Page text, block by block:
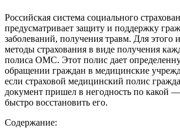
Российская система социального
предусматривает защиту и поддержку
заболеваний, получения травм. Для этого
методы страхования в виде получения
полиса ОМС. Этот полис дает
обращении граждан в медицинские
если страховой медицинский полис
документ пришел в негодность по какой
быстро восстановить его.
Содержание: